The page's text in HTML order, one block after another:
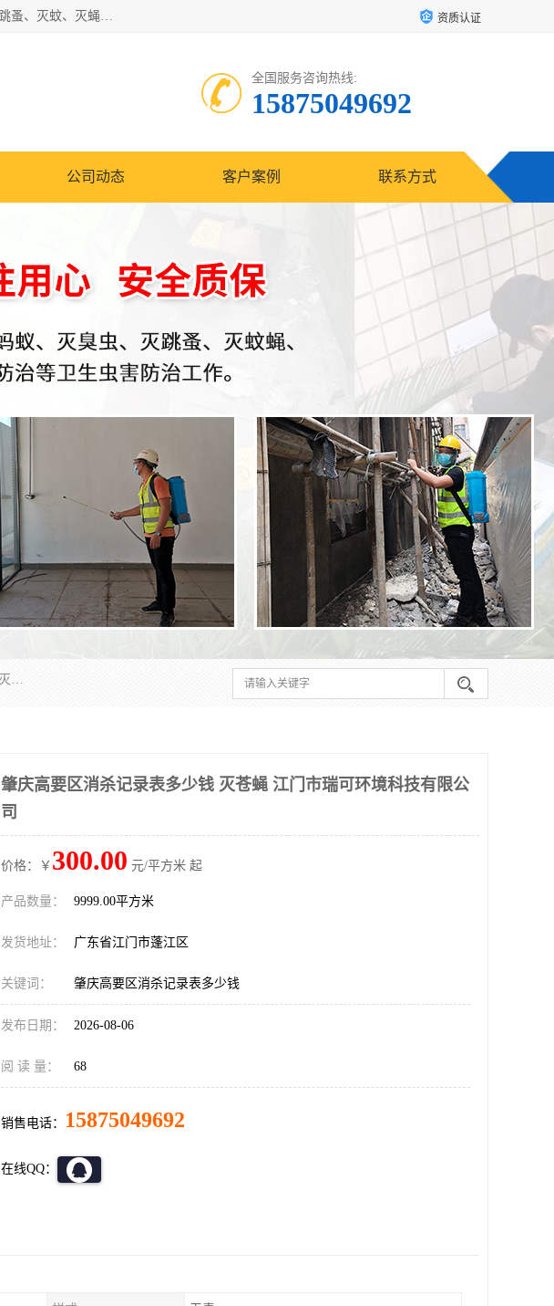
江门市瑞可环境科技有限公司是具有白蚁防治资质的大型专业除四害公司;专业灭老鼠、灭臭虫、灭蟑螂、灭跳蚤、灭蚊、灭蝇、灭白蚁、防蛇等各种害虫的防治。经过多年的努力，公司发展成为集PCO研究、生物制药、害虫防治于一体的专业杀虫灭鼠公司。 资质认证
全国服务咨询热线:
15875049692
公司动态 客户案例 联系方式
江门市瑞可环境科技有限公司是具有白蚁防治资质的大型专业除四害公司;专业灭老鼠、灭臭虫、灭蟑螂、灭跳蚤、灭蚊、灭蝇、灭白蚁、防蛇等各种害虫的防治。经过多年的努力，公司发展成为集PCO研究、生物制药、害虫防治于一体的专业杀虫灭鼠公司。
肇庆高要区消杀记录表多少钱 灭苍蝇 江门市瑞可环境科技有限公
司
价格：￥ 300.00 元/平方米 起
产品数量： 9999.00平方米
发货地址： 广东省江门市蓬江区
关键词： 肇庆高要区消杀记录表多少钱
发布日期： 2026-08-06
阅 读 量： 68
销售电话： 15875049692
在线QQ：